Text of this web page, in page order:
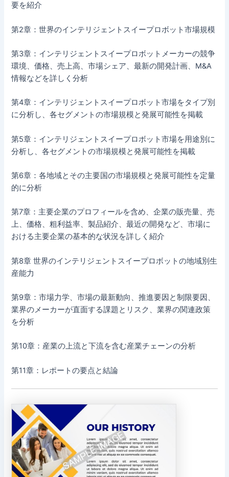
要を紹介
第2章：世界のインテリジェントスイープロボット市場規模
第3章：インテリジェントスイープロボットメーカーの競争
環境、価格、売上高、市場シェア、最新の開発計画、M&A
情報などを詳しく分析
第4章：インテリジェントスイープロボット市場をタイプ別
に分析し、各セグメントの市場規模と発展可能性を掲載
第5章：インテリジェントスイープロボット市場を用途別に
分析し、各セグメントの市場規模と発展可能性を掲載
第6章：各地域とその主要国の市場規模と発展可能性を定量
的に分析
第7章：主要企業のプロフィールを含め、企業の販売量、売
上、価格、粗利益率、製品紹介、最近の開発など、市場に
おける主要企業の基本的な状況を詳しく紹介
第8章 世界のインテリジェントスイープロボットの地域別生
産能力
第9章：市場力学、市場の最新動向、推進要因と制限要因、
業界のメーカーが直面する課題とリスク、業界の関連政策
を分析
第10章：産業の上流と下流を含む産業チェーンの分析
第11章：レポートの要点と結論